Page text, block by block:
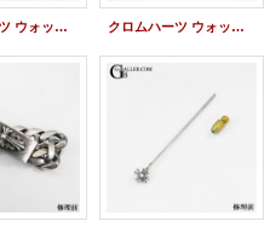
クロムハーツ ウォッチバンド 新品仕上げ 燻し加工 クロムハーツ ウォッチブレス フローラルクロス 新品仕上げ 燻し加工